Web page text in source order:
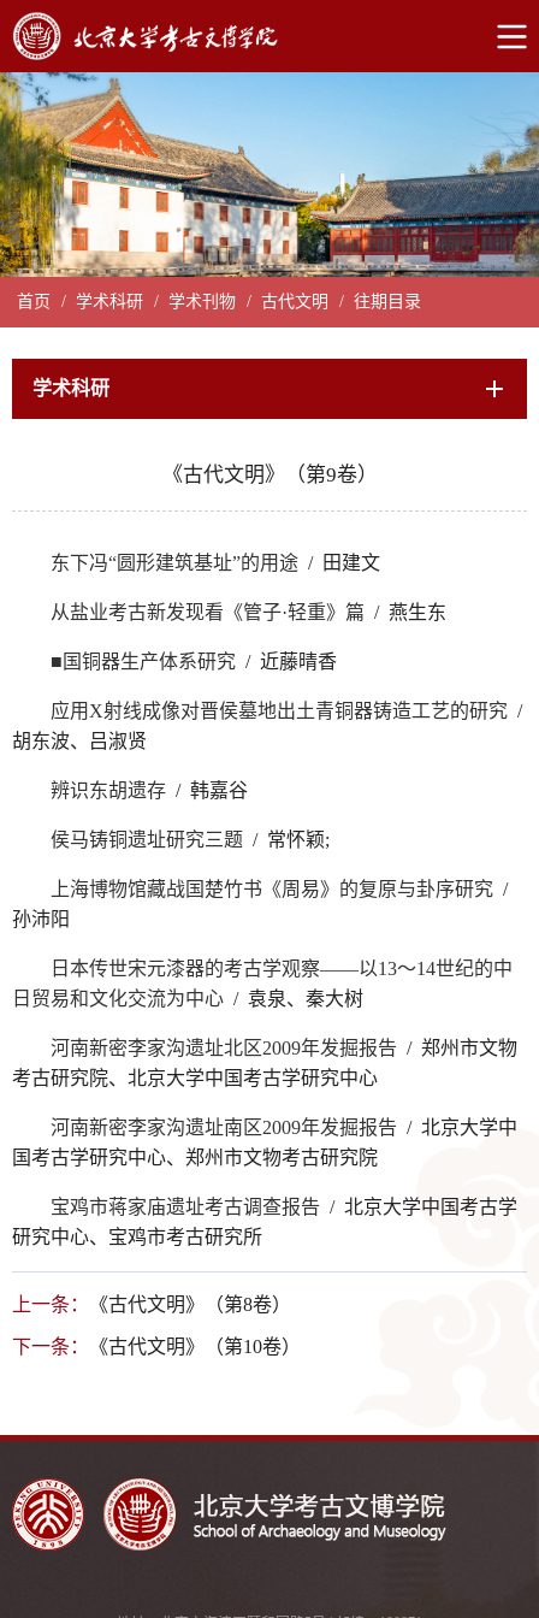
首页 / 学术科研 / 学术刊物 / 古代文明 / 往期目录
学术科研
《古代文明》（第9卷）
东下冯“圆形建筑基址”的用途 / 田建文
从盐业考古新发现看《管子·轻重》篇 / 燕生东
■国铜器生产体系研究 / 近藤晴香
应用X射线成像对晋侯墓地出土青铜器铸造工艺的研究 /
胡东波、吕淑贤
辨识东胡遗存 / 韩嘉谷
侯马铸铜遗址研究三题 / 常怀颖;
上海博物馆藏战国楚竹书《周易》的复原与卦序研究 /
孙沛阳
日本传世宋元漆器的考古学观察——以13～14世纪的中
日贸易和文化交流为中心 / 袁泉、秦大树
河南新密李家沟遗址北区2009年发掘报告 / 郑州市文物
考古研究院、北京大学中国考古学研究中心
河南新密李家沟遗址南区2009年发掘报告 / 北京大学中
国考古学研究中心、郑州市文物考古研究院
宝鸡市蒋家庙遗址考古调查报告 / 北京大学中国考古学
研究中心、宝鸡市考古研究所
上一条： 《古代文明》（第8卷）
下一条： 《古代文明》（第10卷）